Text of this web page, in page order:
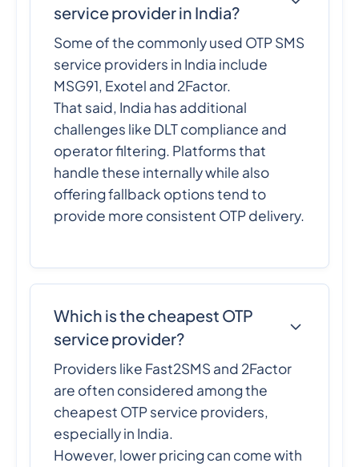
service provider in India?
Some of the commonly used OTP SMS
service providers in India include
MSG91, Exotel and 2Factor.
That said, India has additional
challenges like DLT compliance and
operator filtering. Platforms that
handle these internally while also
offering fallback options tend to
provide more consistent OTP delivery.
Which is the cheapest OTP
service provider?
Providers like Fast2SMS and 2Factor
are often considered among the
cheapest OTP service providers,
especially in India.
However, lower pricing can come with